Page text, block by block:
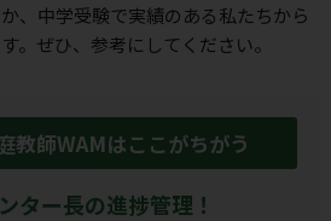
、 中学受験で実績のある私たちから
。ぜひ、参考にしてください。
教師WAMはここがちがう
ター長の進捗管理！